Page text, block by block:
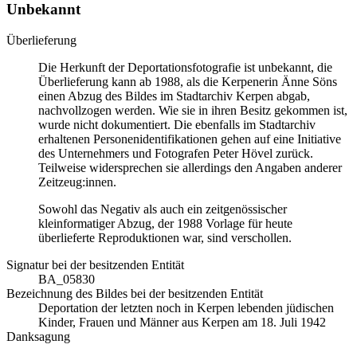
Unbekannt
Überlieferung
Die Herkunft der Deportationsfotografie ist unbekannt, die
Überlieferung kann ab 1988, als die Kerpenerin Änne Söns
einen Abzug des Bildes im Stadtarchiv Kerpen abgab,
nachvollzogen werden. Wie sie in ihren Besitz gekommen ist,
wurde nicht dokumentiert. Die ebenfalls im Stadtarchiv
erhaltenen Personenidentifikationen gehen auf eine Initiative
des Unternehmers und Fotografen Peter Hövel zurück.
Teilweise widersprechen sie allerdings den Angaben anderer
Zeitzeug:innen.
Sowohl das Negativ als auch ein zeitgenössischer
kleinformatiger Abzug, der 1988 Vorlage für heute
überlieferte Reproduktionen war, sind verschollen.
Signatur bei der besitzenden Entität
BA_05830
Bezeichnung des Bildes bei der besitzenden Entität
Deportation der letzten noch in Kerpen lebenden jüdischen
Kinder, Frauen und Männer aus Kerpen am 18. Juli 1942
Danksagung